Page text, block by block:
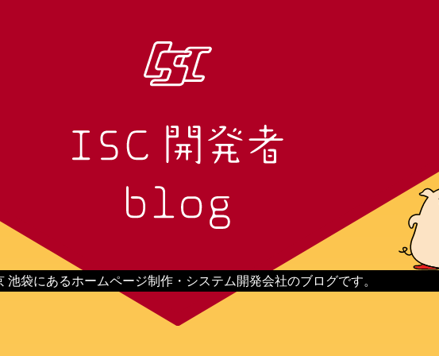
池袋にあるホームページ制作・システム開発会社のブログです。